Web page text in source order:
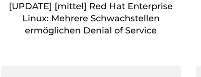
[UPDATE] [mittel] Red Hat Enterprise
Linux: Mehrere Schwachstellen
ermöglichen Denial of Service